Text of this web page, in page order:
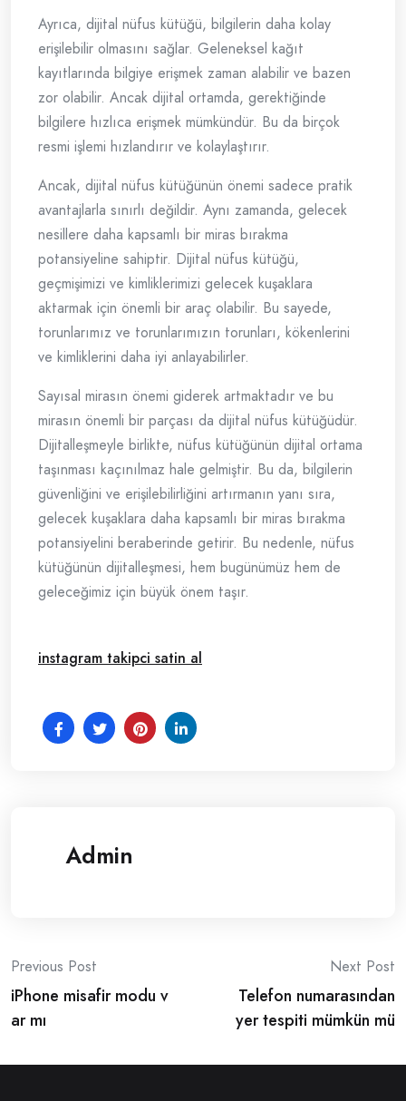
Ayrıca, dijital nüfus kütüğü, bilgilerin daha kolay
erişilebilir olmasını sağlar. Geleneksel kağıt
kayıtlarında bilgiye erişmek zaman alabilir ve bazen
zor olabilir. Ancak dijital ortamda, gerektiğinde
bilgilere hızlıca erişmek mümkündür. Bu da birçok
resmi işlemi hızlandırır ve kolaylaştırır.
Ancak, dijital nüfus kütüğünün önemi sadece pratik
avantajlarla sınırlı değildir. Aynı zamanda, gelecek
nesillere daha kapsamlı bir miras bırakma
potansiyeline sahiptir. Dijital nüfus kütüğü,
geçmişimizi ve kimliklerimizi gelecek kuşaklara
aktarmak için önemli bir araç olabilir. Bu sayede,
torunlarımız ve torunlarımızın torunları, kökenlerini
ve kimliklerini daha iyi anlayabilirler.
Sayısal mirasın önemi giderek artmaktadır ve bu
mirasın önemli bir parçası da dijital nüfus kütüğüdür.
Dijitalleşmeyle birlikte, nüfus kütüğünün dijital ortama
taşınması kaçınılmaz hale gelmiştir. Bu da, bilgilerin
güvenliğini ve erişilebilirliğini artırmanın yanı sıra,
gelecek kuşaklara daha kapsamlı bir miras bırakma
potansiyelini beraberinde getirir. Bu nedenle, nüfus
kütüğünün dijitalleşmesi, hem bugünümüz hem de
geleceğimiz için büyük önem taşır.
instagram takipci satin al
Admin
Post
navigation
Previous Post
iPhone misafir modu v
ar mı
Next Post
Telefon numarasından
yer tespiti mümkün mü